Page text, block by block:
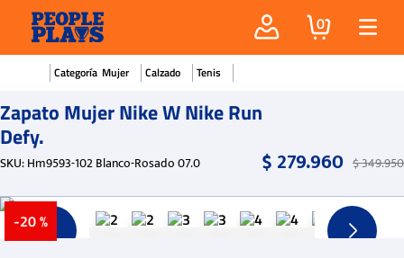
0
Mujer Calzado Tenis
Zapato Mujer Nike W Nike Run
Defy.
SKU:Hm9593-102 Blanco-Rosado 07.0 $279.960 $349.950
-20 %